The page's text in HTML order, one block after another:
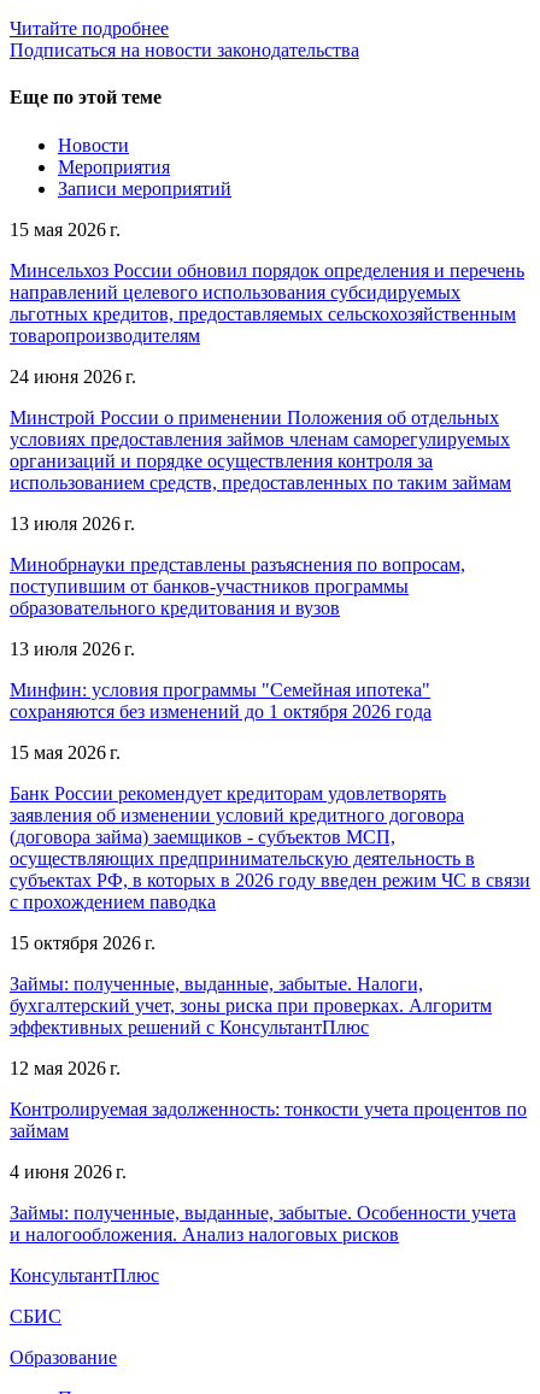
Читайте подробнее
Подписаться на новости законодательства
Еще по этой теме
Новости
Мероприятия
Записи мероприятий
15 мая 2026 г.
Минсельхоз России обновил порядок определения и перечень
направлений целевого использования субсидируемых
льготных кредитов, предоставляемых сельскохозяйственным
товаропроизводителям
24 июня 2026 г.
Минстрой России о применении Положения об отдельных
условиях предоставления займов членам саморегулируемых
организаций и порядке осуществления контроля за
использованием средств, предоставленных по таким займам
13 июля 2026 г.
Минобрнауки представлены разъяснения по вопросам,
поступившим от банков-участников программы
образовательного кредитования и вузов
13 июля 2026 г.
Минфин: условия программы "Семейная ипотека"
сохраняются без изменений до 1 октября 2026 года
15 мая 2026 г.
Банк России рекомендует кредиторам удовлетворять
заявления об изменении условий кредитного договора
(договора займа) заемщиков - субъектов МСП,
осуществляющих предпринимательскую деятельность в
субъектах РФ, в которых в 2026 году введен режим ЧС в связи
с прохождением паводка
15 октября 2026 г.
Займы: полученные, выданные, забытые. Налоги,
бухгалтерский учет, зоны риска при проверках. Алгоритм
эффективных решений с КонсультантПлюс
12 мая 2026 г.
Контролируемая задолженность: тонкости учета процентов по
займам
4 июня 2026 г.
Займы: полученные, выданные, забытые. Особенности учета
и налогообложения. Анализ налоговых рисков
КонсультантПлюс
СБИС
Образование